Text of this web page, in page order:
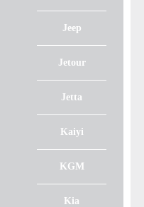
Jeep
Jetour
Jetta
Kaiyi
KGM
Kia